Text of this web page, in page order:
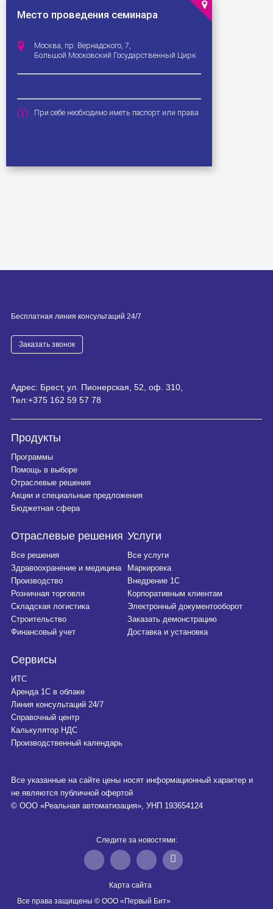
Место проведения семинара
Москва, пр. Вернадского, 7,
Большой Московский Государственный
При себе необходимо иметь паспорт или
Бесплатная линия консультаций 24/7
Заказать звонок
Адрес: Брест, ул. Пионерская, 52, оф. 310,
Тел:+375 162 59 57 78
Продукты
Программы
Помощь в выборе
Отраслевые решения
Акции и специальные предложения
Бюджетная сфера
Отраслевые решения
Все решения
Здравоохранение и медицина
Производство
Розничная торговля
Складская логистика
Строительство
Финансовый учет
Услуги
Все услуги
Маркировка
Внедрение 1С
Корпоративным клиентам
Электронный документооборот
Заказать демонстрацию
Доставка и установка
Сервисы
ИТС
Аренда 1С в облаке
Линия консультаций 24/7
Справочный центр
Калькулятор НДС
Производственный календарь
Все указанные на сайте цены носят информационный характер и
не являются публичной офертой
© ООО «Реальная автоматизация», УНП 193654124
Следите за новостями:
Карта сайта
Все права защищены © ООО «Первый Бит»